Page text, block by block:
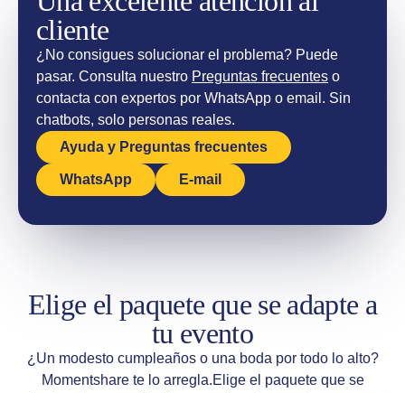
cliente
¿No consigues solucionar el problema? Puede
pasar. Consulta nuestro Preguntas frecuentes o
contacta con expertos por WhatsApp o email. Sin
chatbots, solo personas reales.
Ayuda y Preguntas frecuentes
WhatsApp E-mail
Elige el paquete que se adapte a
tu evento
¿Un modesto cumpleaños o una boda por todo lo alto?
Momentshare te lo arregla.Elige el paquete que se